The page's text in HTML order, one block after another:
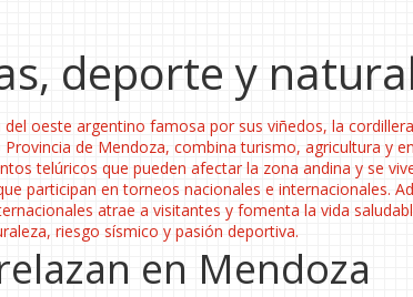
deporte y
del oeste argentino famosa por sus viñedos, la
Provincia de Mendoza, combina turismo, agricultura y
telúricos que pueden afectar la zona andina y se
participan en torneos nacionales e internacionales.
atrae a visitantes y fomenta la vida
riesgo sísmico y pasión deportiva.
en Mendoza